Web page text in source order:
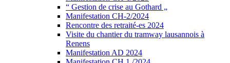
“ Gestion de crise au Gothard „
Manifestation CH-2/2024
Rencontre des retraité-es 2024
Visite du chantier du tramway lausannois à
Renens
Manifestation AD 2024